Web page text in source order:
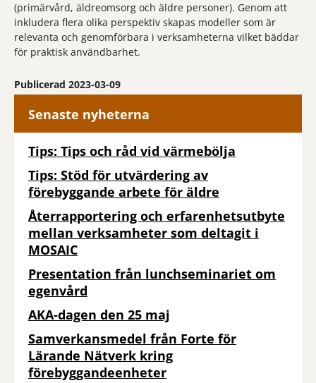
(primärvård, äldreomsorg och äldre personer). Genom att
inkludera flera olika perspektiv skapas modeller som är
relevanta och genomförbara i verksamheterna vilket bäddar
för praktisk användbarhet.
Publicerad 2023-03-09
Senaste nyheterna
Tips: Tips och råd vid värmebölja
Tips: Stöd för utvärdering av
förebyggande arbete för äldre
Återrapportering och erfarenhetsutbyte
mellan verksamheter som deltagit i
MOSAIC
Presentation från lunchseminariet om
egenvård
AKA-dagen den 25 maj
Samverkansmedel från Forte för
Lärande Nätverk kring
förebyggandeenheter